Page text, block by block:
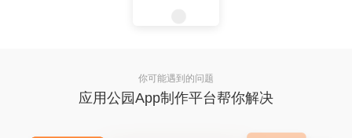
你可能遇到的问题
应用公园App制作平台帮你解决